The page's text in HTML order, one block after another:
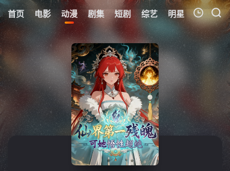
首页 电影 动漫 剧集 短剧 综艺 明星 周表
我的观影记录
暂无观看影片的记录